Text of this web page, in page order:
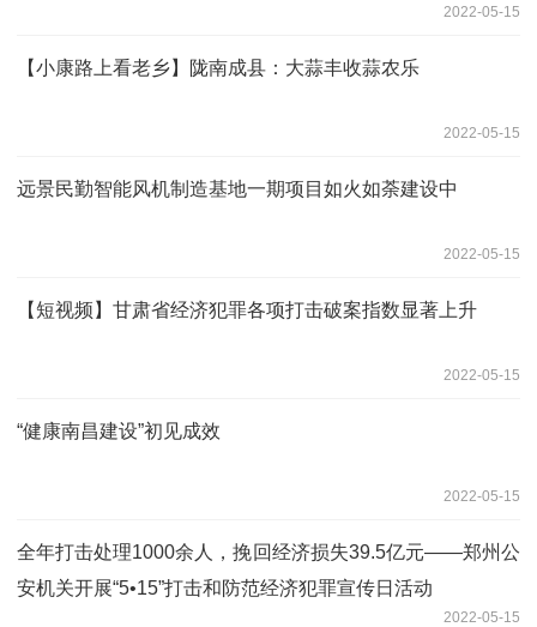
2022-05-15
【小康路上看老乡】陇南成县：大蒜丰收蒜农乐
2022-05-15
远景民勤智能风机制造基地一期项目如火如荼建设中
2022-05-15
【短视频】甘肃省经济犯罪各项打击破案指数显著上升
2022-05-15
“健康南昌建设”初见成效
2022-05-15
全年打击处理1000余人，挽回经济损失39.5亿元——郑州公
安机关开展“5•15”打击和防范经济犯罪宣传日活动
2022-05-15